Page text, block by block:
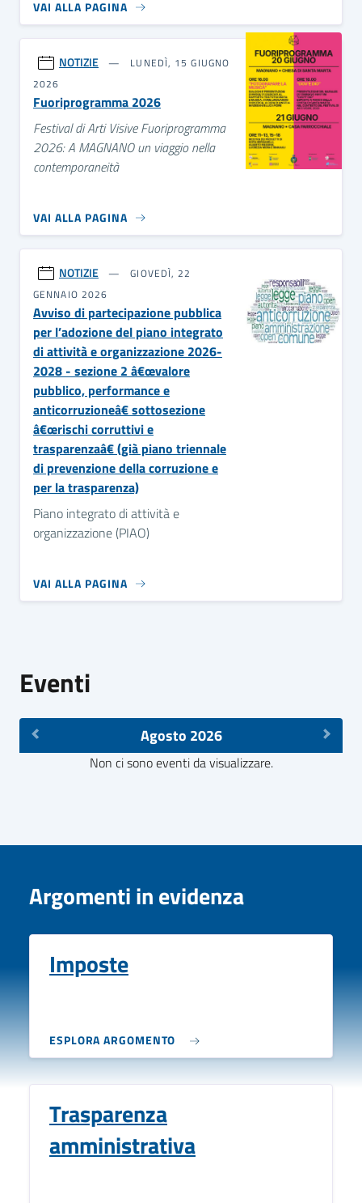
VAI ALLA PAGINA
NOTIZIE
LUNEDÌ, 15 GIUGNO
2026
Fuoriprogramma 2026
Festival di Arti Visive Fuoriprogramma
2026: A MAGNANO un viaggio nella
contemporaneità
VAI ALLA PAGINA
NOTIZIE
GIOVEDÌ, 22
GENNAIO 2026
Avviso di partecipazione pubblica
per l’adozione del piano integrato
di attività e organizzazione 2026-
2028 - sezione 2 â€œvalore
pubblico, performance e
anticorruzioneâ€ sottosezione
â€œrischi corruttivi e
trasparenzaâ€ (già piano triennale
di prevenzione della corruzione e
per la trasparenza)
Piano integrato di attività e
organizzazione (PIAO)
VAI ALLA PAGINA
Eventi
Agosto 2026
Non ci sono eventi da visualizzare.
Argomenti in evidenza
Imposte
ESPLORA ARGOMENTO
Trasparenza
amministrativa